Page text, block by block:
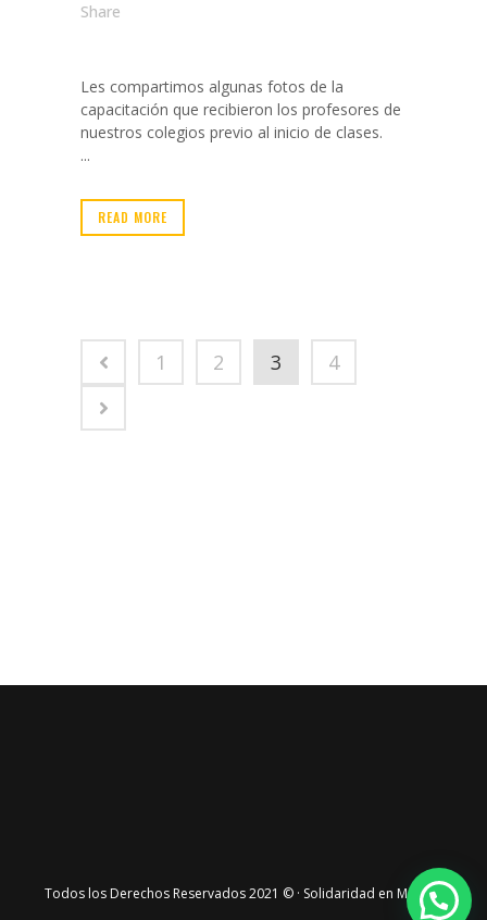
Share
Les compartimos algunas fotos de la
capacitación que recibieron los profesores de
nuestros colegios previo al inicio de clases.
...
READ MORE
1 2 3 4
Todos los Derechos Reservados 2021 © · Solidaridad en Marcha